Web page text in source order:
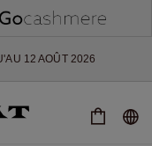
12 AOÛT 2026
EDITION